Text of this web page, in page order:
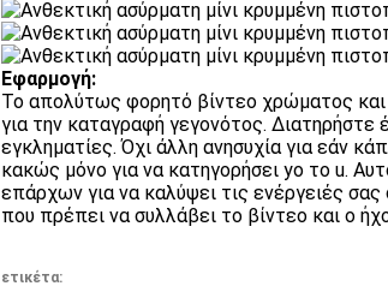
Εφαρμογή:
Το απολύτως φορητό βίντεο χρώματος και
για την καταγραφή γεγονότος.
εγκληματίες. Όχι άλλη ανησυχία για εάν
κακώς μόνο για να κατηγορήσει yo το u.
επάρχων για να καλύψει τις ενέργειές
που πρέπει να συλλάβει το βίντεο και ο
ετικέτα: